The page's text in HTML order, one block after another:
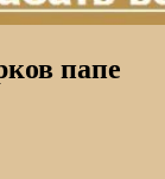
папе